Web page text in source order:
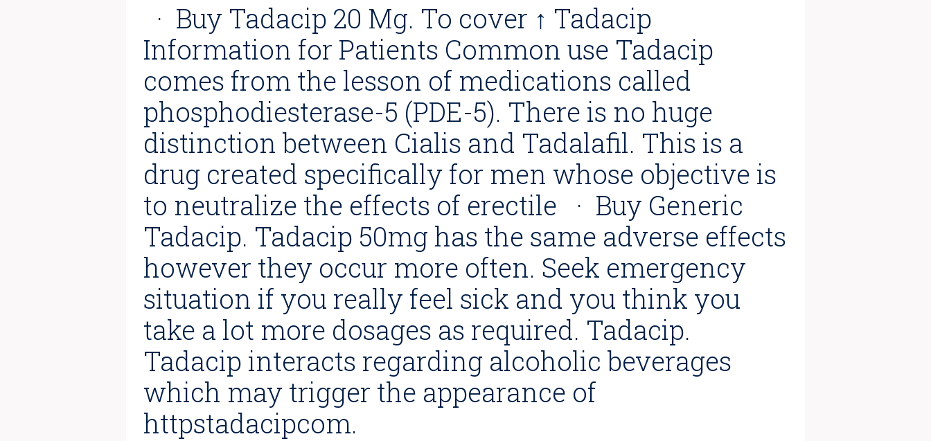
· Buy Tadacip 20 Mg. To cover ↑ Tadacip
Information for Patients Common use Tadacip
comes from the lesson of medications called
phosphodiesterase-5 (PDE-5). There is no huge
distinction between Cialis and Tadalafil. This is a
drug created specifically for men whose objective is
to neutralize the effects of erectile · Buy Generic
Tadacip. Tadacip 50mg has the same adverse effects
however they occur more often. Seek emergency
situation if you really feel sick and you think you
take a lot more dosages as required. Tadacip.
Tadacip interacts regarding alcoholic beverages
which may trigger the appearance of
httpstadacipcom.